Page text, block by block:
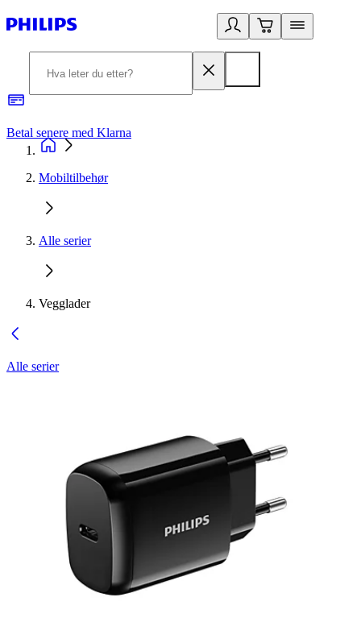
Betal senere med Klarna
Mobiltilbehør
Alle serier
Vegglader
Alle serier